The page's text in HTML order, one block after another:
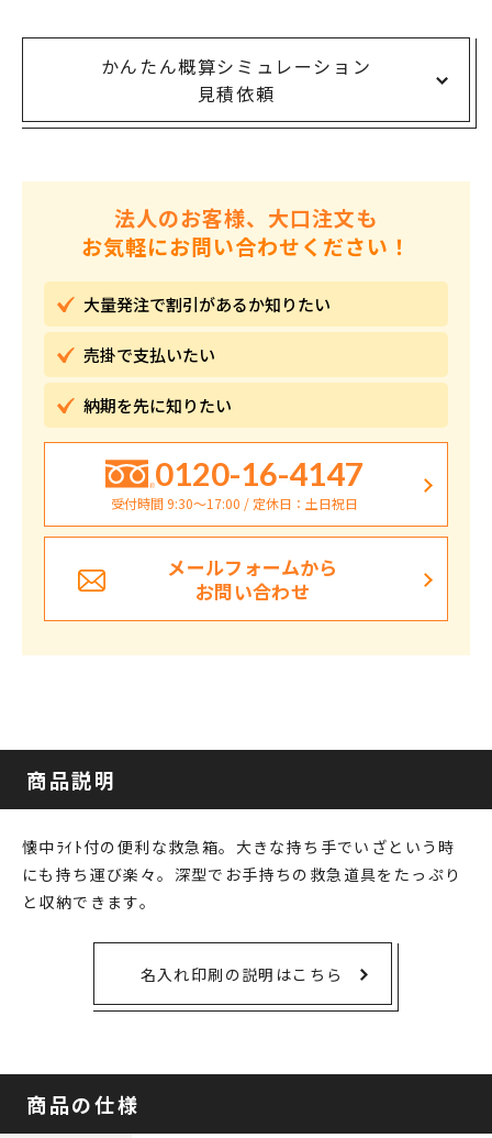
かんたん概算シミュレーション
見積依頼
法人のお客様、大口注文も
お気軽にお問い合わせください！
大量発注で割引があるか知りたい
売掛で支払いたい
納期を先に知りたい
0120-16-4147
受付時間 9:30〜17:00 / 定休日：土日祝日
メールフォームから
お問い合わせ
商品説明
懐中ﾗｲﾄ付の便利な救急箱。大きな持ち手でいざという時
にも持ち運び楽々。深型でお手持ちの救急道具をたっぷり
と収納できます。
名入れ印刷の説明はこちら
商品の仕様